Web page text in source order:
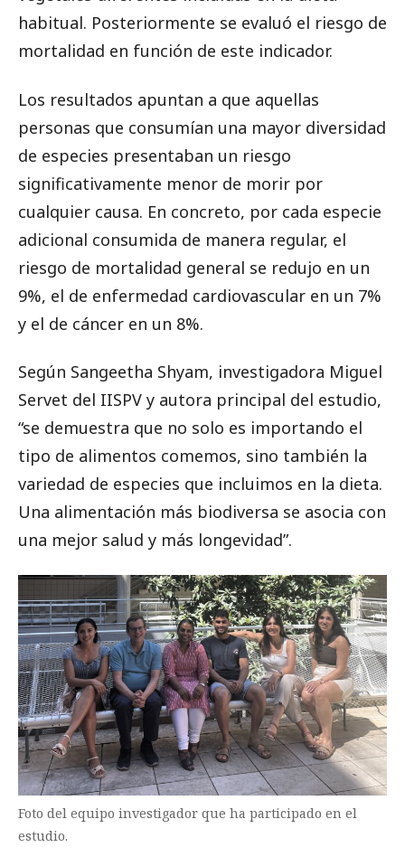
habitual. Posteriormente se evaluó el riesgo de
mortalidad en función de este indicador.
Los resultados apuntan a que aquellas
personas que consumían una mayor diversidad
de especies presentaban un riesgo
significativamente menor de morir por
cualquier causa. En concreto, por cada especie
adicional consumida de manera regular, el
riesgo de mortalidad general se redujo en un
9%, el de enfermedad cardiovascular en un 7%
y el de cáncer en un 8%.
Según Sangeetha Shyam, investigadora Miguel
Servet del IISPV y autora principal del estudio,
“se demuestra que no solo es importando el
tipo de alimentos comemos, sino también la
variedad de especies que incluimos en la dieta.
Una alimentación más biodiversa se asocia con
una mejor salud y más longevidad”.
Foto del equipo investigador que ha participado en el
estudio.